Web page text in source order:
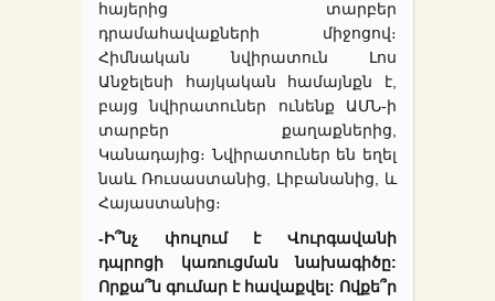
հայերից տարբեր
դրամահավաքների միջոցով։
Հիմնական նվիրատուն Լոս
Անջելեսի հայկական համայնքն է,
բայց նվիրատուներ ունենք ԱՄՆ-ի
տարբեր քաղաքներից,
Կանադայից։ Նվիրատուներ են եղել
նաև Ռուսաստանից, Լիբանանից, և
Հայաստանից։
-Ի՞նչ փուլում է Վուրգավանի
դպրոցի կառուցման նախագիծը:
Որքա՞ն գումար է հավաքվել: Ովքե՞ր